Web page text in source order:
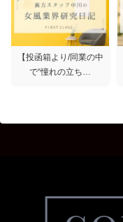
【投函箱より/同業の中
で“憧れの立ち…